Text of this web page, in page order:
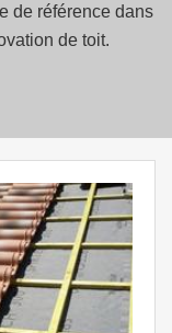
de référence dans
de toit.